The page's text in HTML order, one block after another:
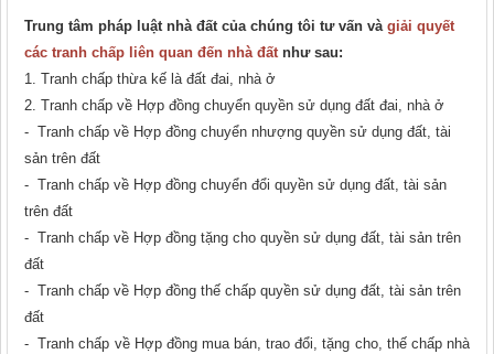
Trung tâm pháp luật nhà đất của chúng tôi tư vấn và giải quyết
các tranh chấp liên quan đến nhà đất như sau:
1. Tranh chấp thừa kế là đất đai, nhà ở
2. Tranh chấp về Hợp đồng chuyển quyền sử dụng đất đai, nhà ở
- Tranh chấp về Hợp đồng chuyển nhượng quyền sử dụng đất, tài
sản trên đất
- Tranh chấp về Hợp đồng chuyển đổi quyền sử dụng đất, tài sản
trên đất
- Tranh chấp về Hợp đồng tặng cho quyền sử dụng đất, tài sản trên
đất
- Tranh chấp về Hợp đồng thế chấp quyền sử dụng đất, tài sản trên
đất
- Tranh chấp về Hợp đồng mua bán, trao đổi, tặng cho, thế chấp nhà